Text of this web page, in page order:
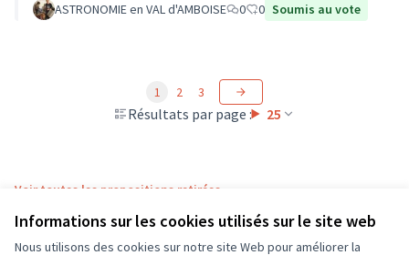
Informations sur les cookies utilisés sur le site web
Nous utilisons des cookies sur notre site Web pour améliorer la
ASTRONOMIE en VAL d'AMBOISE 0 0 Soumis au vote
Résultats par page : 25
1 2 3
Voir toutes les propositions retirées
Conditions d'utilisation